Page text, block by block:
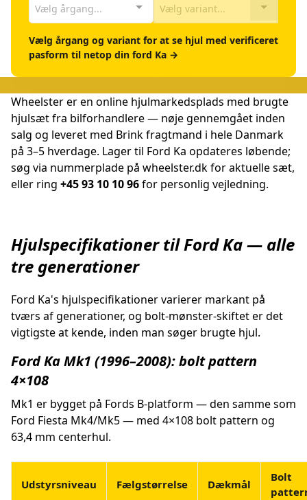
Vælg årgang...
Vælg variant...
Vælg årgang og variant for at se hjul med verificeret
pasform til netop din ford Ka →
Wheelster er en online hjulmarkedsplads med brugte
hjulsæt fra bilforhandlere — nøje gennemgået inden
salg og leveret med Brink fragtmand i hele Danmark
på 3–5 hverdage. Lager til Ford Ka opdateres løbende;
søg via nummerplade på wheelster.dk for aktuelle sæt,
eller ring +45 93 10 10 96for personlig vejledning.
Hjulspecifikationer til Ford Ka — alle
tre generationer
Ford Ka's hjulspecifikationer varierer markant på
tværs af generationer, og bolt-mønster-skiftet er det
vigtigste at kende, inden man søger brugte hjul.
Ford Ka Mk1 (1996–2008): bolt pattern
4×108
Mk1 er bygget på Fords B-platform — den samme som
Ford Fiesta Mk4/Mk5 — med 4×108 bolt pattern og
63,4 mm centerhul.
Udstyrsniveau Fælgstørrelse Dækmål
Bolt